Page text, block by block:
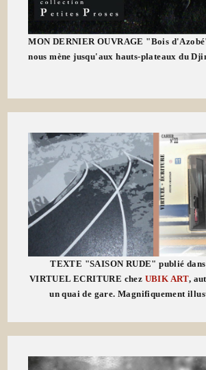
MON DERNIER OUVRAGE "Bois
nous mène jusqu'aux hauts-plateaux du
TEXTE "SAISON RUDE" publié
VIRTUEL ECRITURE chez UBIK ART,
un quai de gare. Magnifiquement